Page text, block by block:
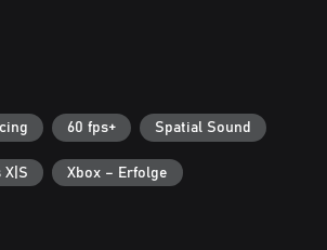
60 fps+ Spatial Sound
X|S Xbox – Erfolge